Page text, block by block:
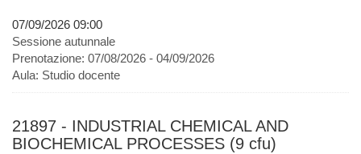
07/09/2026 09:00
Sessione autunnale
Prenotazione: 07/08/2026 - 04/09/2026
Aula: Studio docente
21897 - INDUSTRIAL CHEMICAL AND
BIOCHEMICAL PROCESSES (9 cfu)